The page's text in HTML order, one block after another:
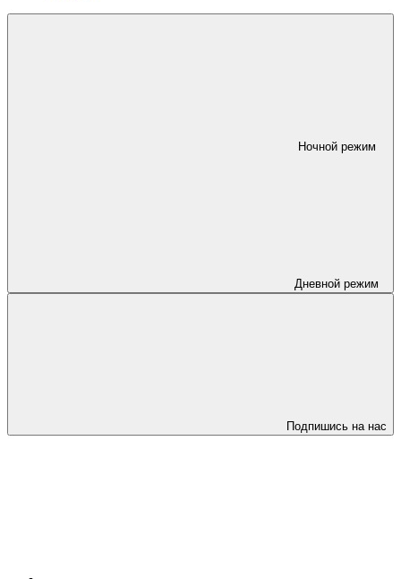
Ночной режим
Дневной режим
Подпишись на нас